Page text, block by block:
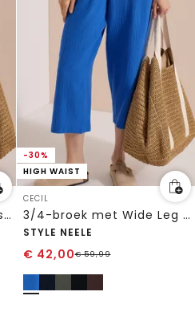
7/8-broek met High Waist en Wide Leg pijpen in een Loose Fit pasvorm
-30%
HIGH WAIST
CECIL
3/4-broek met Wide Leg pijpen van mousseline
STYLE NEELE
€ 42,00€59,99